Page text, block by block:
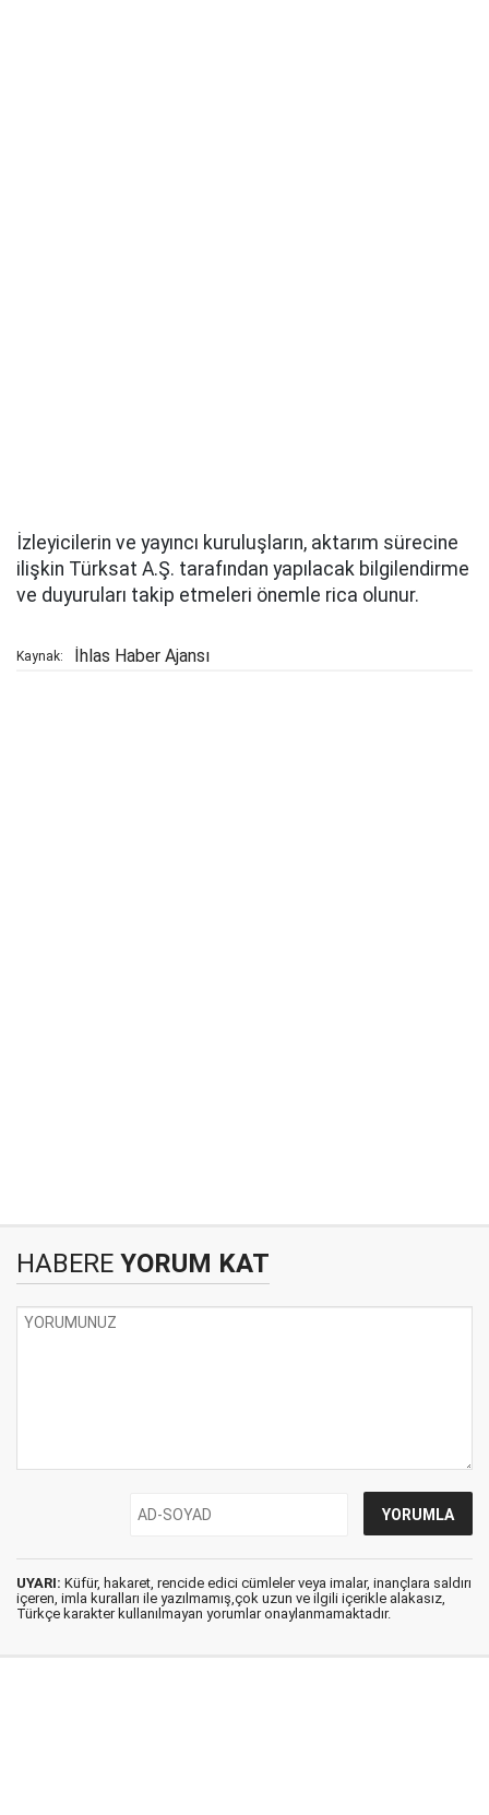
İzleyicilerin ve yayıncı kuruluşların, aktarım sürecine
ilişkin Türksat A.Ş. tarafından yapılacak bilgilendirme
ve duyuruları takip etmeleri önemle rica olunur.
Kaynak: İhlas Haber Ajansı
HABERE YORUM KAT
UYARI: Küfür, hakaret, rencide edici cümleler veya imalar, inançlara saldırı
içeren, imla kuralları ile yazılmamış,çok uzun ve ilgili içerikle alakasız,
Türkçe karakter kullanılmayan yorumlar onaylanmamaktadır.